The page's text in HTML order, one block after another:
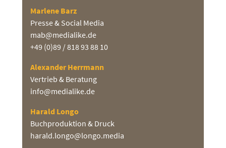
Marlene Barz
Presse & Social Media
mab@medialike.de
+49 (0)89 / 818 93 88 10
Alexander Herrmann
Vertrieb & Beratung
info@medialike.de
Harald Longo
Buchproduktion & Druck
harald.longo@longo.media